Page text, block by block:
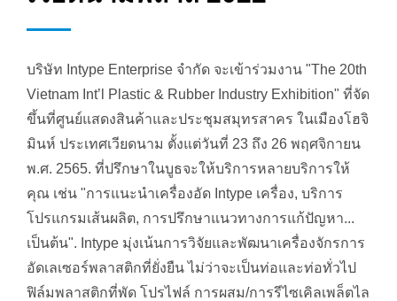
บริษัท Intype Enterprise จำกัด จะเข้าร่วมงาน "The 20th
Vietnam Int’l Plastic & Rubber Industry Exhibition" ที่จัด
ขึ้นที่ศูนย์แสดงสินค้าและประชุมสมุทรสาคร ในเมืองโฮจิ
มินห์ ประเทศเวียดนาม ตั้งแต่วันที่ 23 ถึง 26 พฤศจิกายน
พ.ศ. 2565. ที่ปรึกษาในบูธจะให้บริการหลายบริการให้
คุณ เช่น "การแนะนำเครื่องอัด Intype เครื่อง, บริการ
โปรแกรมเส้นผลิต, การปรึกษาแนวทางการแก้ปัญหา...
เป็นต้น". Intype มุ่งเน้นการวิจัยและพัฒนาเครื่องจักรการ
อัดเลเซอร์พลาสติกที่ยั่งยืน ไม่ว่าจะเป็นท่อและท่อทั่วไป
ฟิล์มพลาสติกที่พัด โปรไฟล์ การผสม/การรีไซเคิลเพล็ตไล